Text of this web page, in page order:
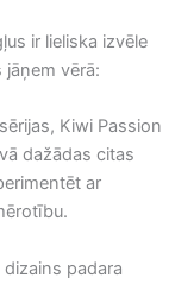
ir lieliska izvēle
jāņem vērā:
Kiwi Passion
dažādas citas
ar
padara